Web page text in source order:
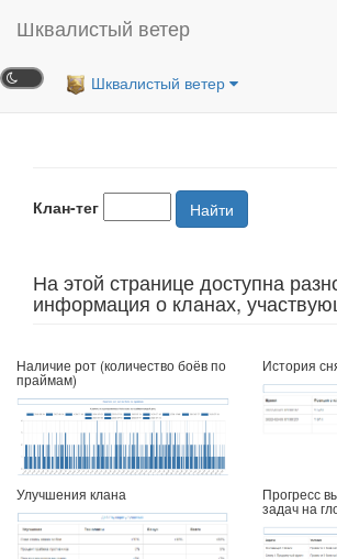
Шквалистый ветер
Шквалистый ветер
Клан-тег Найти
На этой странице доступна
информация о кланах,
Наличие рот (количество боёв по
праймам)
История
Улучшения клана Прогресс
задач на